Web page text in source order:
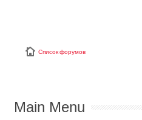
Список форумов
Main Menu